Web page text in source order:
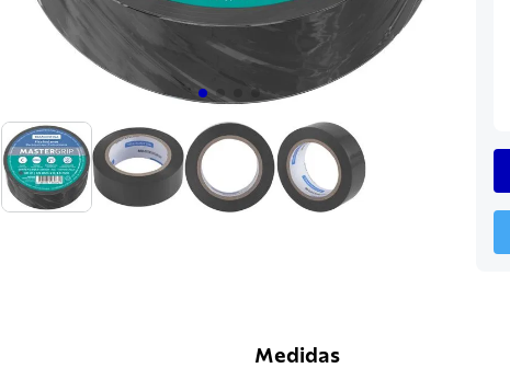
Medidas